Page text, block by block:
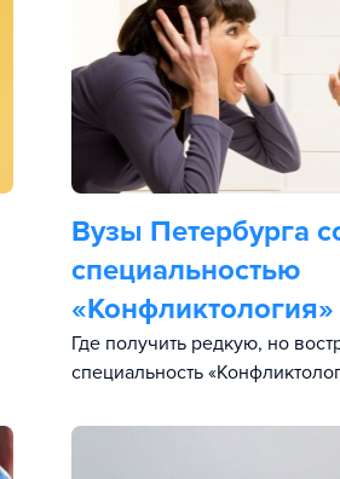
Вузы Петербурга
специальностью
«Конфликтология»
Где получить редкую, но
специальность